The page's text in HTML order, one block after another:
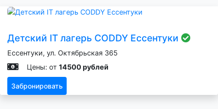
Детский IT лагерь CODDY Ессентуки
Ессентуки, ул. Октябрьская 365
Цены: от 14500 рублей
Забронировать